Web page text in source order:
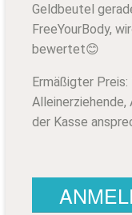
Geldbeutel
FreeYourBody,
bewertet😊
Ermäßigter
der Kasse